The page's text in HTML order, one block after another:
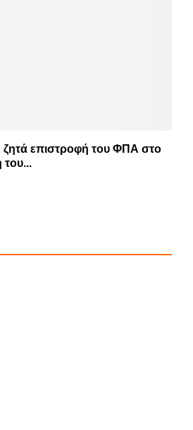
επιστροφή του ΦΠΑ στο
του...